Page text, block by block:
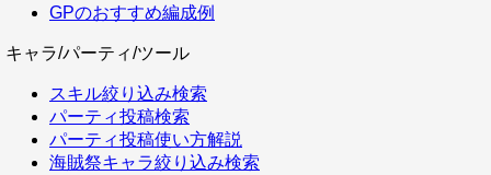
GPのおすすめ編成例
キャラ/パーティ/ツール
スキル絞り込み検索
パーティ投稿検索
パーティ投稿使い方解説
海賊祭キャラ絞り込み検索